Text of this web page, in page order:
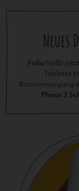
Neues
Folio heißt
Tablette
Basisversorgung
Phase 2